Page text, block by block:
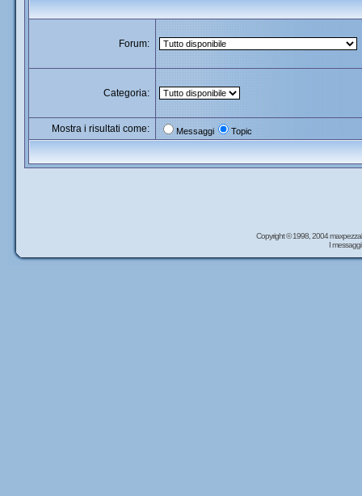
Forum:
Categoria:
Mostra i risultati come: Messaggi Topic
Copyright © 1998, 2004
I